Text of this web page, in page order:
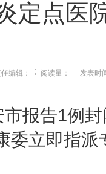
定点医
编辑： 阅读量： 发表时
报告1例
委立即指